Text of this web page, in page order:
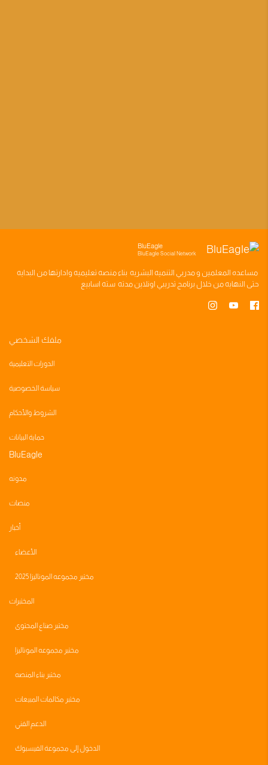
BluEagle
BluEagle Social Network
مساعده المعلمين ومدربي التنميه البشريه بناءمنصه تعليميه وادارتها من البدايه
حتى النهايه من خلال برنامج تدريبي اونلاين مدته سته اسابيع
ملفك الشخصي
الدورات التعليمية
سياسة الخصوصية
الشروط والأحكام
حماية البيانات
BluEagle
مدونه
منصات
أخبار
الأعضاء
مختبر مجموعه الموناليزا 2025
المختبرات
مختبر صناع المحتوى
مختبر مجموعه الموناليزا
مختبر بناء المنصه
مختبر مكالمات المبيعات
الدعم الفني
الدخول إلى مجموعة الفيسبوك